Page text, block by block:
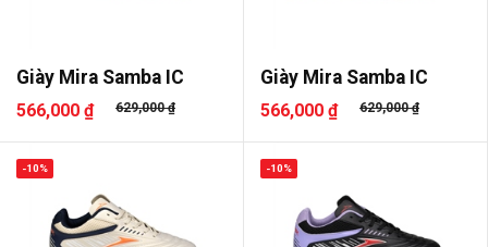
Giày Mira Samba IC
566,000 ₫ 629,000 ₫
Giày Mira Samba IC
566,000 ₫ 629,000 ₫
-10% -10%